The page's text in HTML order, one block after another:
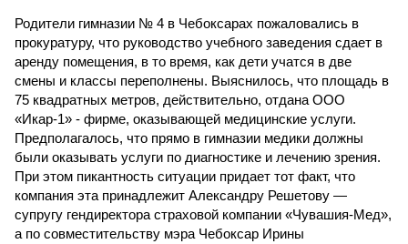
Родители гимназии № 4 в Чебоксарах пожаловались в
прокуратуру, что руководство учебного заведения сдает в
аренду помещения, в то время, как дети учатся в две
смены и классы переполнены. Выяснилось, что площадь в
75 квадратных метров, действительно, отдана ООО
«Икар-1» - фирме, оказывающей медицинские услуги.
Предполагалось, что прямо в гимназии медики должны
были оказывать услуги по диагностике и лечению зрения.
При этом пикантность ситуации придает тот факт, что
компания эта принадлежит Александру Решетову —
супругу гендиректора страховой компании «Чувашия-Мед»,
а по совместительству мэра Чебоксар Ирины